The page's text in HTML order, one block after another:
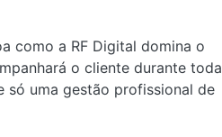
como a RF Digital domina o
o cliente durante toda
só uma gestão profissional de